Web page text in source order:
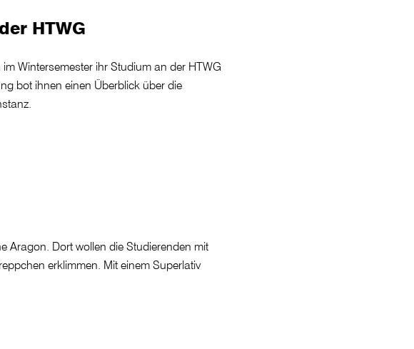
HTWG
Wintersemester ihr Studium an der HTWG
bot ihnen einen Überblick über die
Aragon. Dort wollen die Studierenden mit
erklimmen. Mit einem Superlativ